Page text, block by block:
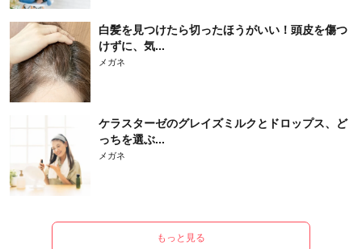
白髪を見つけたら切ったほうがいい！頭皮を傷つ
けずに、気...
メガネ
ケラスターゼのグレイズミルクとドロップス、ど
っちを選ぶ...
メガネ
もっと見る